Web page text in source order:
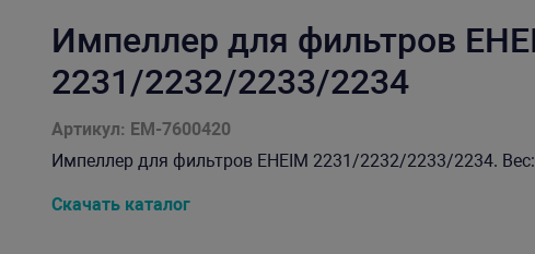
Импеллер для фильтров
2231/2232/2233/2234
Артикул: EM-7600420
Импеллер для фильтров EHEIM 2231/2232/2233/2234.
Скачать каталог